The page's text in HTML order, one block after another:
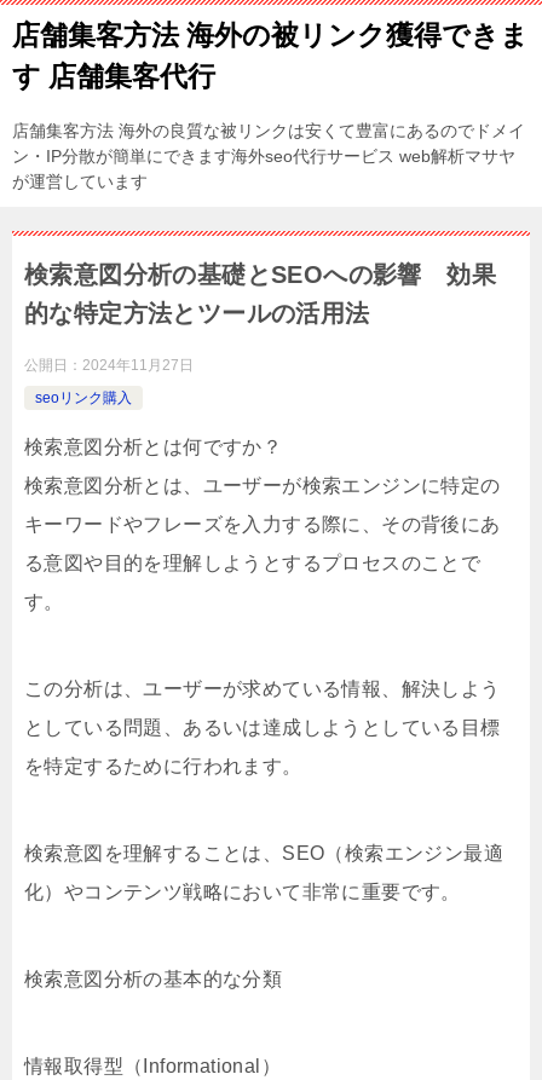
店舗集客方法 海外の被リンク獲得できま
す 店舗集客代行
店舗集客方法 海外の良質な被リンクは安くて豊富にあるのでドメイ
ン・IP分散が簡単にできます海外seo代行サービス web解析マサヤ
が運営しています
検索意図分析の基礎とSEOへの影響 効果
的な特定方法とツールの活用法
公開日： 2024年11月27日
seoリンク購入
検索意図分析とは何ですか？
検索意図分析とは、ユーザーが検索エンジンに特定の
キーワードやフレーズを入力する際に、その背後にあ
る意図や目的を理解しようとするプロセスのことで
す。
この分析は、ユーザーが求めている情報、解決しよう
としている問題、あるいは達成しようとしている目標
を特定するために行われます。
検索意図を理解することは、SEO（検索エンジン最適
化）やコンテンツ戦略において非常に重要です。
検索意図分析の基本的な分類
情報取得型（Informational）